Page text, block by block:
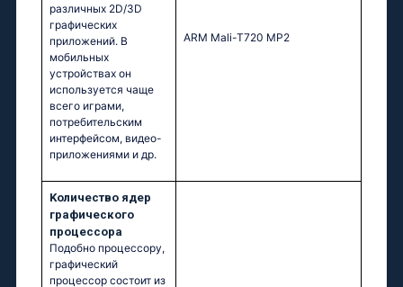
различных 2D/3D
графических
приложений. В
мобильных
устройствах он
используется чаще
всего играми,
потребительским
интерфейсом, видео-
приложениями и др.
ARM Mali-T720 MP2
Kоличество ядер
графического
процессора
Подобно процессору,
графический
процессор состоит из